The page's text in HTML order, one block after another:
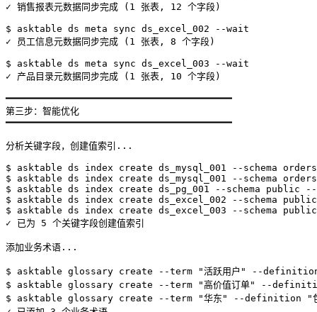
✓ 销售报表元数据同步完成 (1 张表, 12 个字段)
$ asktable ds meta sync ds_excel_002 --wait
✓ 员工信息元数据同步完成 (1 张表, 8 个字段)
$ asktable ds meta sync ds_excel_003 --wait
✓ 产品目录元数据同步完成 (1 张表, 10 个字段)
━━━━━━━━━━━━━━━━━━━━━━━━━━━━━━━━━━━━━━━━
第三步：智能优化
━━━━━━━━━━━━━━━━━━━━━━━━━━━━━━━━━━━━━━━━
分析关键字段，创建值索引...
$ asktable ds index create ds_mysql_001 --schema
$ asktable ds index create ds_mysql_001 --schema
$ asktable ds index create ds_pg_001 --schema
$ asktable ds index create ds_excel_002 --schema
$ asktable ds index create ds_excel_003 --schema
✓ 已为 5 个关键字段创建值索引
添加业务术语...
$ asktable glossary create --term "活跃用户" --definition "
$ asktable glossary create --term "高价值订单" --definition
$ asktable glossary create --term "华东" --definition "包括上